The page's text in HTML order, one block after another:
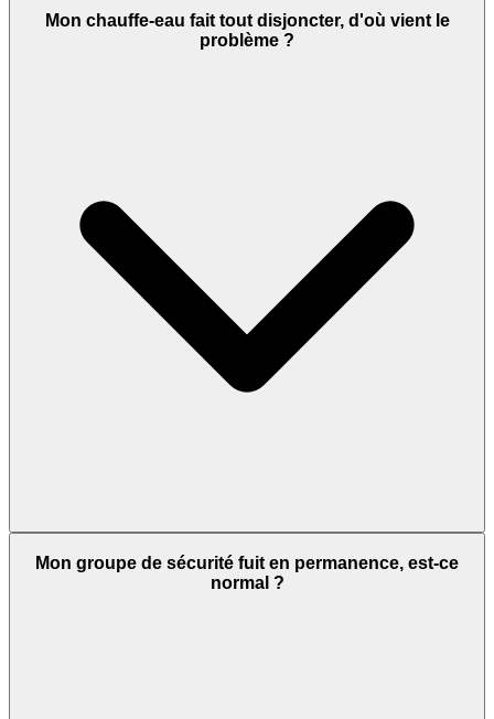
Mon chauffe-eau fait tout disjoncter, d'où vient le
problème ?
Mon groupe de sécurité fuit en permanence, est-ce
normal ?